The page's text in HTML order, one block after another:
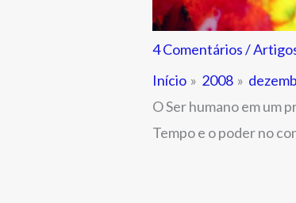
4 Comentários/
Início
2008
O Ser humano em um
Tempo e o poder no